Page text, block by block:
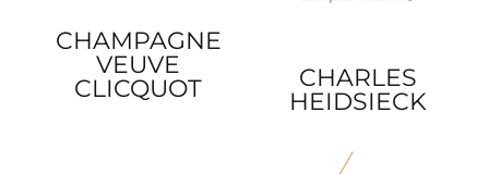
CHAMPAGNE
VEUVE
CLICQUOT
CHARLES
HEIDSIECK